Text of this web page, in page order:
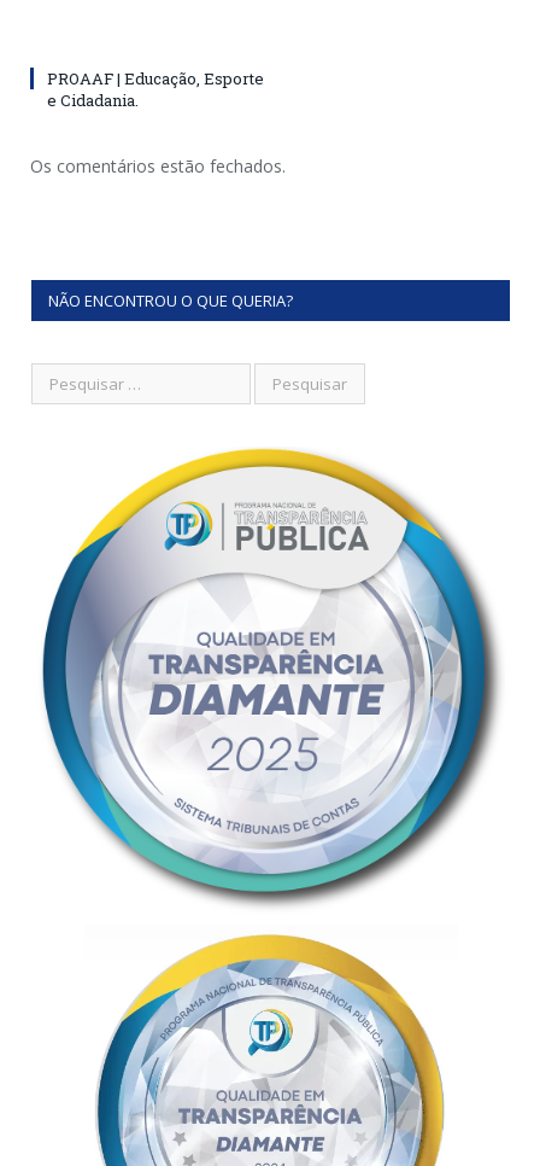
PROAAF | Educação, Esporte
e Cidadania.
Os comentários estão fechados.
NÃO ENCONTROU O QUE QUERIA?